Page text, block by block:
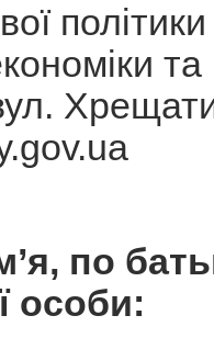
політики
та
по
особи: